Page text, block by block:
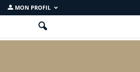
MON PROFIL